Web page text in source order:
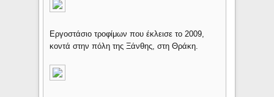
Εργοστάσιο τροφίμων που έκλεισε το 2009,
κοντά στην πόλη της Ξάνθης, στη Θράκη.